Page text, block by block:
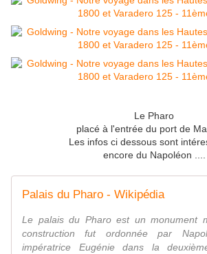
Le Pharo
placé à l'entrée du port de
Les infos ci dessous sont
encore du Napoléon ....
Palais du Pharo - Wikipédia
Le palais du Pharo est un monument
construction fut ordonnée par
impératrice Eugénie dans la